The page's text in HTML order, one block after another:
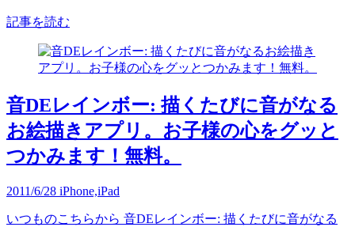
記事を読む
音DEレインボー: 描くたびに音がなる
お絵描きアプリ。お子様の心をグッと
つかみます！無料。
2011/6/28 iPhone,iPad
いつものこちらから 音DEレインボー: 描くたびに音がなる